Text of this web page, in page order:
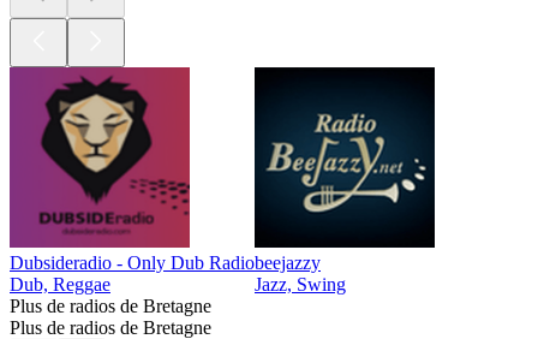
Dubsideradio - Only Dub Radio
Dub, Reggae
beejazzy
Jazz, Swing
Plus de radios de Bretagne
Plus de radios de Bretagne